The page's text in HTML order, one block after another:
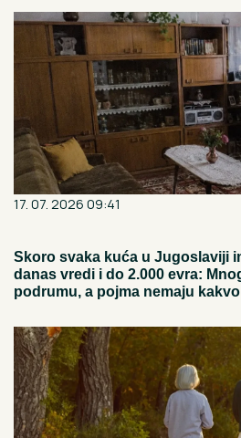
17. 07. 2026 09:41
Skoro svaka kuća u Jugoslaviji
danas vredi i do 2.000 evra:
podrumu, a pojma nemaju